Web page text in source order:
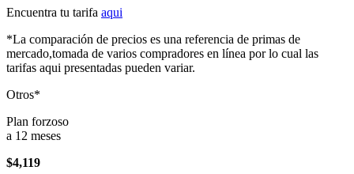
Encuentra tu tarifa aqui
*La comparación de precios es una referencia de primas de
mercado,tomada de varios compradores en línea por lo cual las
tarifas aqui presentadas pueden variar.
Otros*
Plan forzoso
a 12 meses
$4,119